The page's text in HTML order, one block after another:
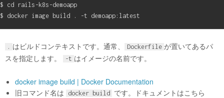
$ cd rails-k8s-demoapp
. はビルドコンテキストです。通常、 Dockerfile が置いてあるパ
スを指定します。
-t はイメージの名前です。
docker image build | Docker Documentation
旧コマンド名は
docker build です。ドキュメントはこちら